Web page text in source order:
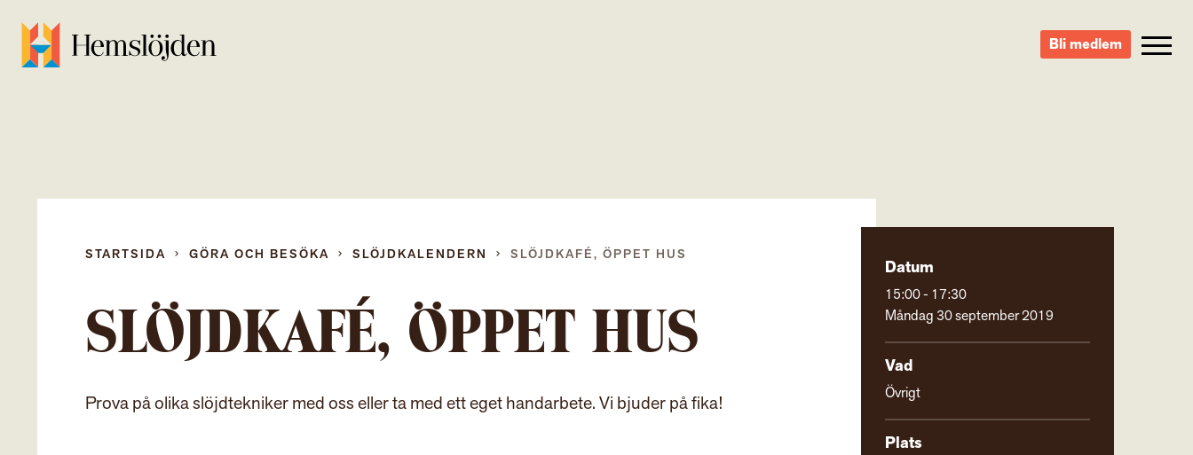
Bli medlem
STARTSIDA GÖRA OCH BESÖKA SLÖJDKALENDERN SLÖJDKAFÉ, ÖPPET HUS
SLÖJDKAFÉ, ÖPPET HUS
Prova på olika slöjdtekniker med oss eller ta med ett eget handarbete. Vi bjuder på fika!
Datum
15:00 - 17:30
Måndag 30 september 2019
Vad
Övrigt
Plats